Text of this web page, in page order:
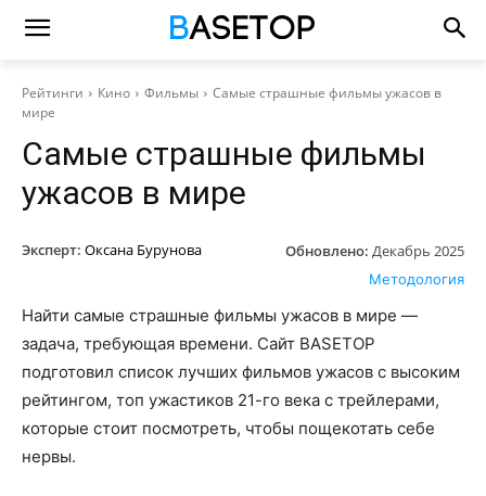
Рейтинги Кино Фильмы
Самые страшные фильмы ужасов в
мире
Самые страшные фильмы
ужасов в мире
Эксперт: Оксана Бурунова Обновлено: Декабрь 2025
Методология
Найти самые страшные фильмы ужасов в мире —
задача, требующая времени. Сайт BASETOP
подготовил список лучших фильмов ужасов с высоким
рейтингом, топ ужастиков 21-го века с трейлерами,
которые стоит посмотреть, чтобы пощекотать себе
нервы.